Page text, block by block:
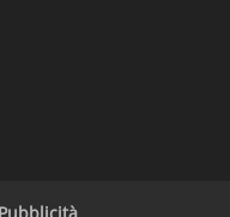
Pubblicità